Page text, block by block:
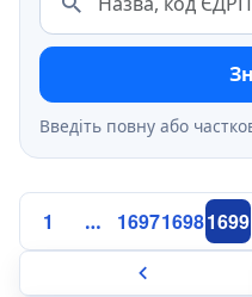
Введіть повну або
1 … 169716981699